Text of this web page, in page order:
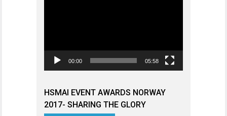
00:00 05:58
HSMAI EVENT AWARDS NORWAY
2017- SHARING THE GLORY